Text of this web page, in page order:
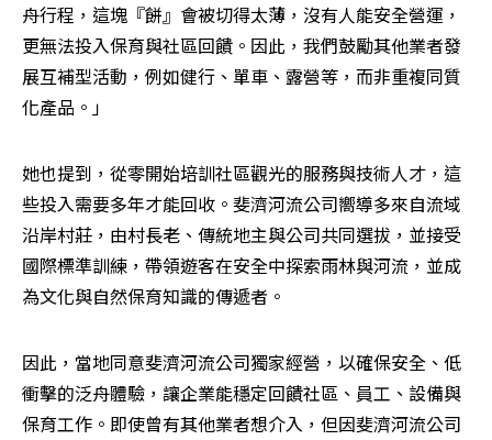
舟行程，這塊『餅』會被切得太薄，沒有人能安全營運，
更無法投入保育與社區回饋。因此，我們鼓勵其他業者發
展互補型活動，例如健行、單車、露營等，而非重複同質
化產品。」
她也提到，從零開始培訓社區觀光的服務與技術人才，這
些投入需要多年才能回收。斐濟河流公司嚮導多來自流域
沿岸村莊，由村長老、傳統地主與公司共同選拔，並接受
國際標準訓練，帶領遊客在安全中探索雨林與河流，並成
為文化與自然保育知識的傳遞者。
因此，當地同意斐濟河流公司獨家經營，以確保安全、低
衝擊的泛舟體驗，讓企業能穩定回饋社區、員工、設備與
保育工作。即使曾有其他業者想介入，但因斐濟河流公司